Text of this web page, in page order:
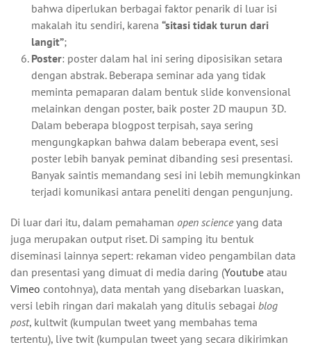
bahwa diperlukan berbagai faktor penarik di luar isi
makalah itu sendiri, karena “sitasi tidak turun dari
langit”;
Poster: poster dalam hal ini sering diposisikan setara
dengan abstrak. Beberapa seminar ada yang tidak
meminta pemaparan dalam bentuk slide konvensional
melainkan dengan poster, baik poster 2D maupun 3D.
Dalam beberapa blogpost terpisah, saya sering
mengungkapkan bahwa dalam beberapa event, sesi
poster lebih banyak peminat dibanding sesi presentasi.
Banyak saintis memandang sesi ini lebih memungkinkan
terjadi komunikasi antara peneliti dengan pengunjung.
Di luar dari itu, dalam pemahaman open scienceyang data
juga merupakan output riset. Di samping itu bentuk
diseminasi lainnya sepert: rekaman video pengambilan data
dan presentasi yang dimuat di media daring (Youtube atau
Vimeo contohnya), data mentah yang disebarkan luaskan,
versi lebih ringan dari makalah yang ditulis sebagai blog
post, kultwit (kumpulan tweet yang membahas tema
tertentu), live twit (kumpulan tweet yang secara dikirimkan